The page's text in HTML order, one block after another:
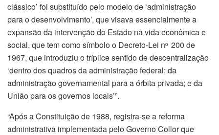
clássico’ foi substituído pelo modelo de ‘administração
para o desenvolvimento’, que visava essencialmente a
expansão da intervenção do Estado na vida econômica e
social, que tem como símbolo o Decreto-Lei no 200 de
1967, que introduziu o tríplice sentido de descentralização
‘dentro dos quadros da administração federal: da
administração governamental para a órbita privada; e da
União para os governos locais’”.
“Após a Constituição de 1988, registra-se a reforma
administrativa implementada pelo Governo Collor que